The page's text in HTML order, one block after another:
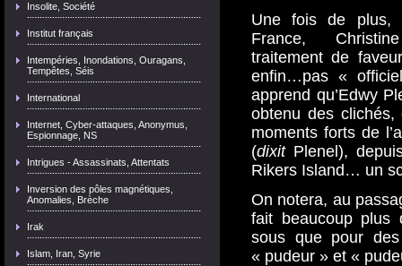
Insolite, Société
Institut français
Intempéries, Inondations, Ouragans,
Tempêtes, Séis
International
Internet, Cyber-attaques, Anonymus,
Espionnage, NS
Intrigues - Assassinats, Attentats
Inversion des pôles magnétiques,
Anomalies, Brèche
Irak
Islam, Iran, Syrie
Une fois de plus,
France,
traitement de
enfin…pas «
apprend qu’Edwy
obtenu des
moments forts de
(dixitPlenel),
Rikers Island… un
On notera, au
fait beaucoup plus
sous que pour
« pudeur » et «